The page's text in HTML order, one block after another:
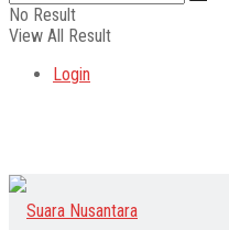
No Result
View All Result
Login